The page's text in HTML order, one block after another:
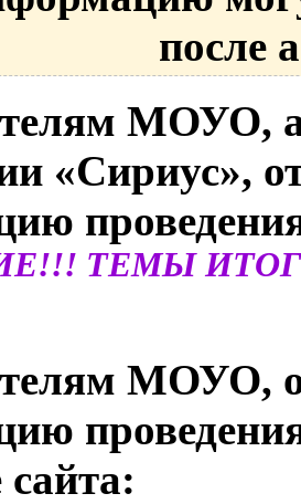
после
МОУО,
«Сириус»,
ТЕМЫ
МОУО,
сайта: